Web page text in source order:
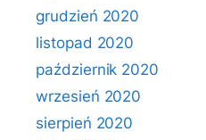
grudzień 2020
listopad 2020
październik 2020
wrzesień 2020
sierpień 2020